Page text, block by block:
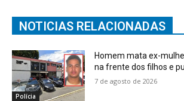
NOTICIAS RELACIONADAS
Polícia
Homem mata ex-
na frente dos filhos e
7 de agosto de 2026